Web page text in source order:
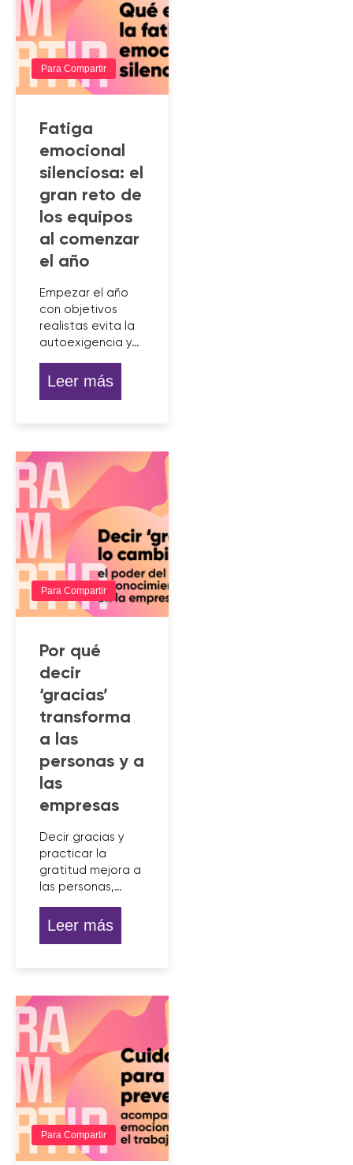
Para Compartir
Fatiga
emocional
silenciosa: el
gran reto de
los equipos
al comenzar
el año
Empezar el año
con objetivos
realistas evita la
autoexigencia y…
Leer más
Para Compartir
Por qué
decir
‘gracias’
transforma
a las
personas y a
las
empresas
Decir gracias y
practicar la
gratitud mejora a
las personas,…
Leer más
Para Compartir